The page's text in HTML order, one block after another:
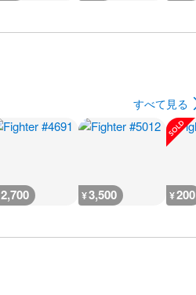
すべて見る
2,700 ¥3,500 ¥200